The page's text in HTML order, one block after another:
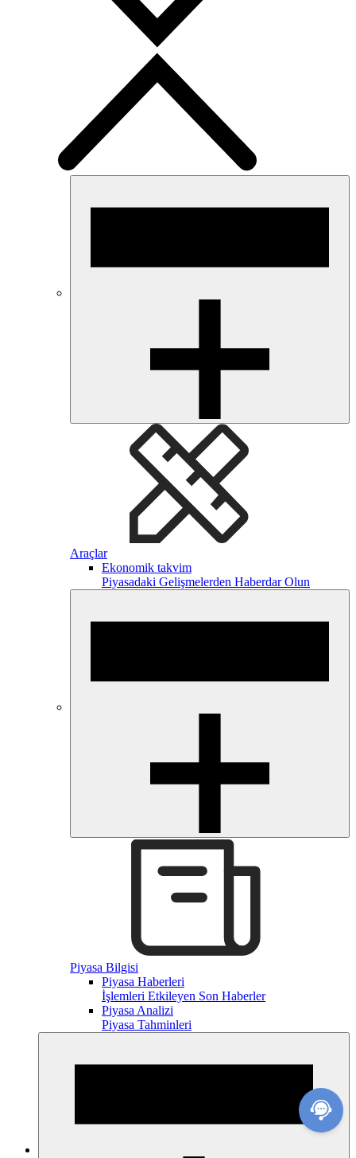
Araçlar
Ekonomik takvim
Piyasadaki Gelişmelerden Haberdar Olun
Piyasa Bilgisi
Piyasa Haberleri
İşlemleri Etkileyen Son Haberler
Piyasa Analizi
Piyasa Tahminleri